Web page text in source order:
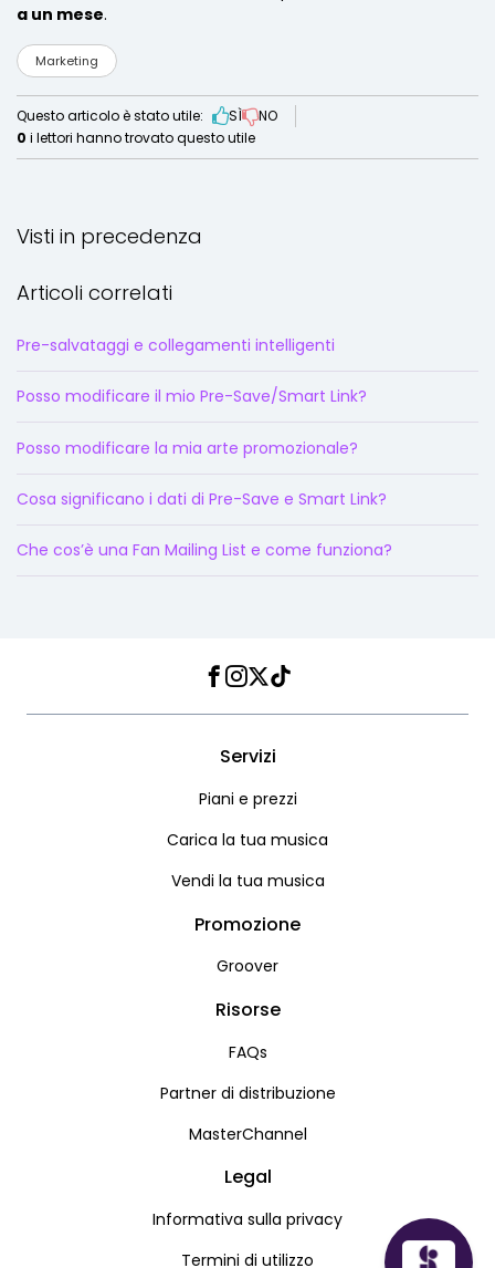
a un mese.
Marketing
Questo articolo è stato utile: SÌ
NO
0 i lettori hanno trovato questo utile
Visti in precedenza
Articoli correlati
Pre-salvataggi e collegamenti intelligenti
Posso modificare il mio Pre-Save/Smart Link?
Posso modificare la mia arte promozionale?
Cosa significano i dati di Pre-Save e Smart Link?
Che cos’è una Fan Mailing List e come funziona?
Facebook
Instagram
Twitter
TikTok
Servizi
Piani e prezzi
Carica la tua musica
Vendi la tua musica
Promozione
Groover
Risorse
FAQs
Partner di distribuzione
MasterChannel
Legal
Informativa sulla privacy
Termini di utilizzo